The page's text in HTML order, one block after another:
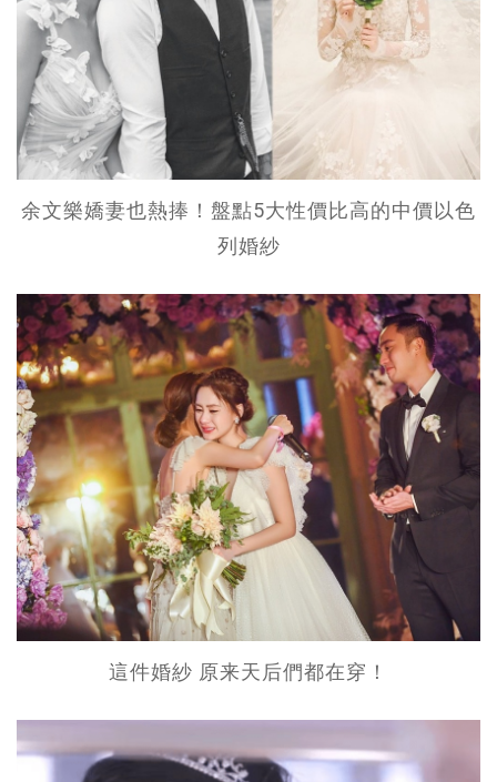
余文樂嬌妻也熱捧！盤點5大性價比高的中價以色
列婚紗
這件婚紗 原来天后們都在穿！